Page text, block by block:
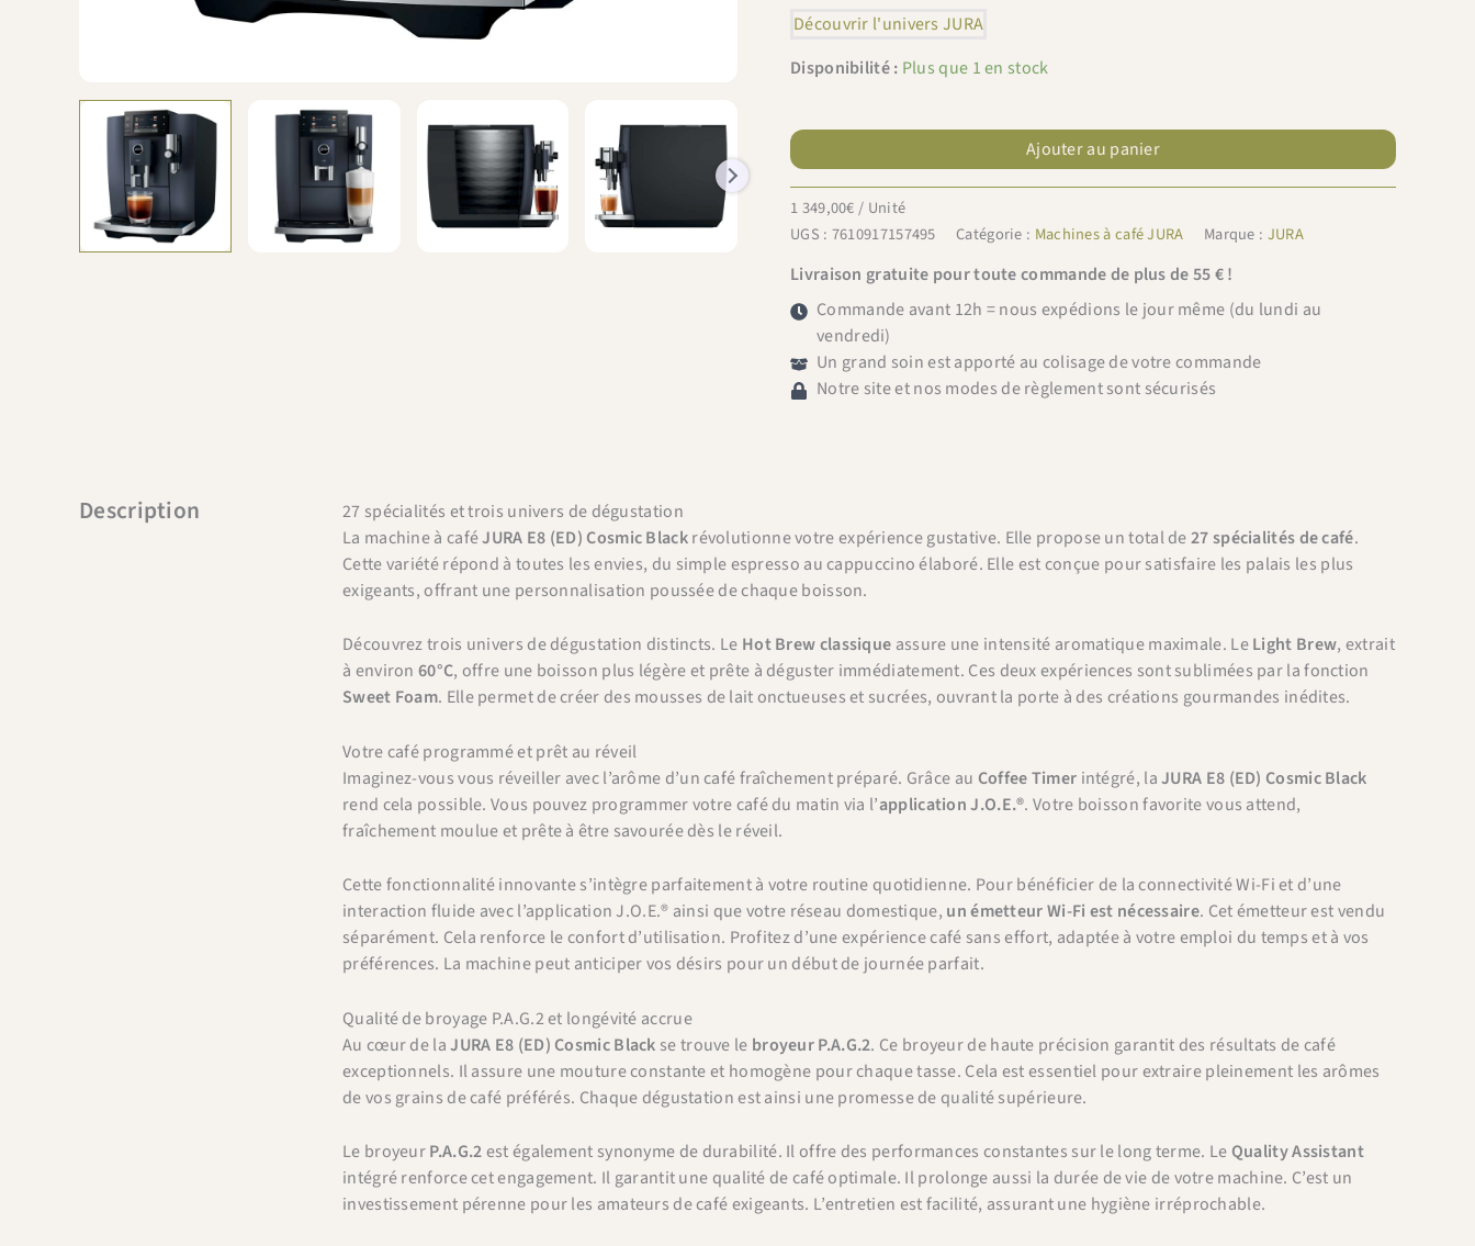
Découvrir l'univers JURA
Disponibilité : Plus que 1 en stock
quantité
JURA
E8
(ED)
Black
Ajouter au panier
1 349,00€/ Unité
UGS : 7610917157495 Catégorie : Machines à café JURA Marque : JURA
Livraison gratuite pour toute commande de plus de 55 € !
Commande avant 12h = nous expédions le jour même (du lundi au
vendredi)
Un grand soin est apporté au colisage de votre commande
Notre site et nos modes de règlement sont sécurisés
Description
27 spécialités et trois univers de dégustation
La machine à caféJURA E8 (ED) Cosmic Blackrévolutionne votre expérience gustative. Elle propose un total de27 spécialités de café.
Cette variété répond à toutes les envies, du simple espresso au cappuccino élaboré. Elle est conçue pour satisfaire les palais les plus
exigeants, offrant une personnalisation poussée de chaque boisson.
Découvrez trois univers de dégustation distincts. Le Hot Brew classique assure une intensité aromatique maximale. LeLight Brew, extrait
à environ 60°C, offre une boisson plus légère et prête à déguster immédiatement. Ces deux expériences sont sublimées par la fonction
Sweet Foam. Elle permet de créer des mousses de lait onctueuses et sucrées, ouvrant la porte à des créations gourmandes inédites.
Votre café programmé et prêt au réveil
Imaginez-vous vous réveiller avec l’arôme d’un café fraîchement préparé. Grâce au Coffee Timer intégré, laJURA E8 (ED) Cosmic Black
rend cela possible. Vous pouvez programmer votre café du matin via l’application J.O.E.®. Votre boisson favorite vous attend,
fraîchement moulue et prête à être savourée dès le réveil.
Cette fonctionnalité innovante s’intègre parfaitement à votre routine quotidienne. Pour bénéficier de la connectivité Wi-Fi et d’une
interaction fluide avec l’application J.O.E.® ainsi que votre réseau domestique, un émetteur Wi-Fi est nécessaire. Cet émetteur est vendu
séparément. Cela renforce le confort d’utilisation. Profitez d’une expérience café sans effort, adaptée à votre emploi du temps et à vos
préférences. La machine peut anticiper vos désirs pour un début de journée parfait.
Qualité de broyage P.A.G.2 et longévité accrue
Au cœur de laJURA E8 (ED) Cosmic Black se trouve le broyeur P.A.G.2. Ce broyeur de haute précision garantit des résultats de café
exceptionnels. Il assure une mouture constante et homogène pour chaque tasse. Cela est essentiel pour extraire pleinement les arômes
de vos grains de café préférés. Chaque dégustation est ainsi une promesse de qualité supérieure.
Le broyeurP.A.G.2est également synonyme de durabilité. Il offre des performances constantes sur le long terme. Le Quality Assistant
intégré renforce cet engagement. Il garantit une qualité de café optimale. Il prolonge aussi la durée de vie de votre machine. C’est un
investissement pérenne pour les amateurs de café exigeants. L’entretien est facilité, assurant une hygiène irréprochable.